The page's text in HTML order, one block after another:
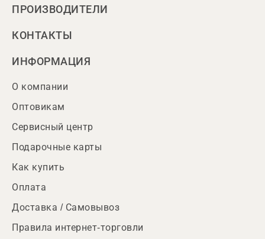
ПРОИЗВОДИТЕЛИ
КОНТАКТЫ
ИНФОРМАЦИЯ
О компании
Оптовикам
Сервисный центр
Подарочные карты
Как купить
Оплата
Доставка / Самовывоз
Правила интернет-торговли